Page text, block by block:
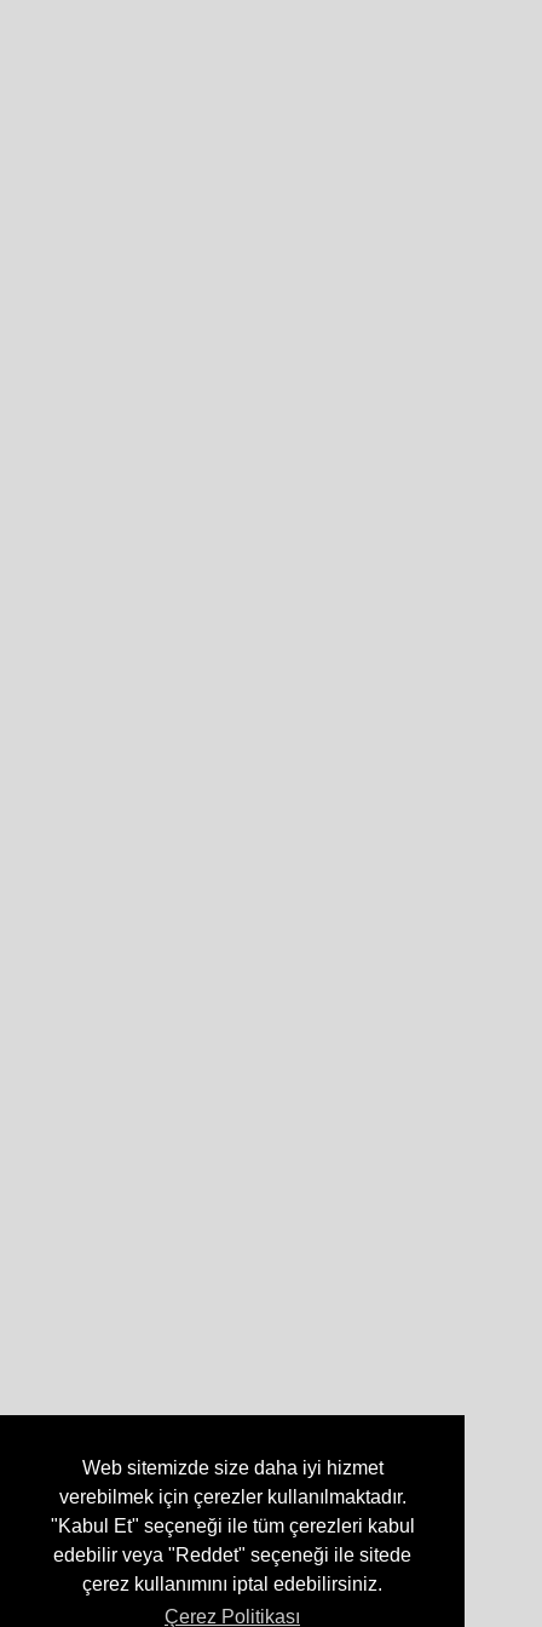
Web sitemizde size daha iyi hizmet
verebilmek için çerezler kullanılmaktadır.
"Kabul Et" seçeneği ile tüm çerezleri kabul
edebilir veya "Reddet" seçeneği ile sitede
çerez kullanımını iptal edebilirsiniz.
Çerez Politikası